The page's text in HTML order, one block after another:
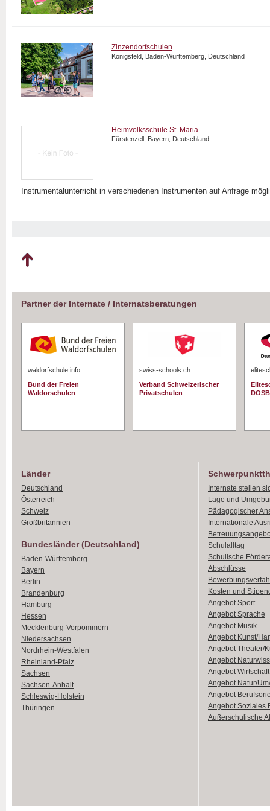
Zinzendorfschulen
Königsfeld, Baden-Württemberg, Deutschland
Heimvolksschule St. Maria
Fürstenzell, Bayern, Deutschland
Instrumentalunterricht in verschiedenen Instrumenten auf Anfrage
Partner der Internate / Internatsberatungen
waldorfschule.info
Bund der Freien
Waldorschulen
swiss-schools.ch
Verband Schweizerischer
Privatschulen
DOSB
Länder
Deutschland
Österreich
Schweiz
Großbritannien
Bundesländer (Deutschland)
Baden-Württemberg
Bayern
Berlin
Brandenburg
Hamburg
Hessen
Mecklenburg-Vorpommern
Niedersachsen
Nordrhein-Westfalen
Rheinland-Pfalz
Sachsen
Sachsen-Anhalt
Schleswig-Holstein
Thüringen
Internate stellen
Lage und
Pädagogischer
Internationale
Schulalltag
Schulische
Abschlüsse
Kosten und
Angebot Sport
Angebot Sprache
Angebot Musik
Angebot Kunst/
Angebot Theater/
Angebot
Angebot Wirtschaft
Angebot Natur/
Angebot
Angebot Soziales
Außerschulische